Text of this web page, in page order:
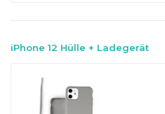
iPhone 12 Hülle + Ladegerät